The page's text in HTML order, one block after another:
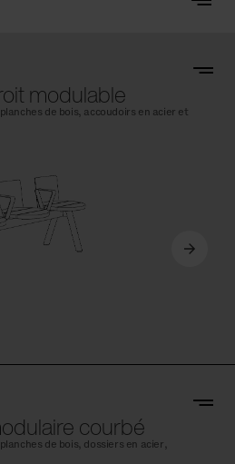
modulable
de bois, accoudoirs en acier et
courbé
de bois, dossiers en acier,